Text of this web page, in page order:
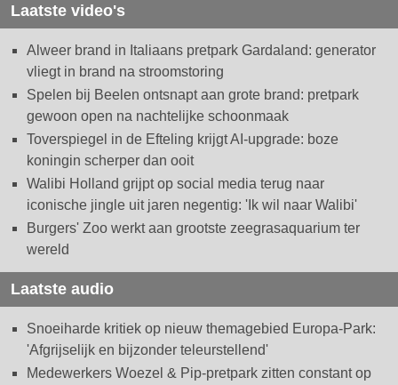
Laatste video's
Alweer brand in Italiaans pretpark Gardaland: generator
vliegt in brand na stroomstoring
Spelen bij Beelen ontsnapt aan grote brand: pretpark
gewoon open na nachtelijke schoonmaak
Toverspiegel in de Efteling krijgt AI-upgrade: boze
koningin scherper dan ooit
Walibi Holland grijpt op social media terug naar
iconische jingle uit jaren negentig: 'Ik wil naar Walibi'
Burgers' Zoo werkt aan grootste zeegrasaquarium ter
wereld
Laatste audio
Snoeiharde kritiek op nieuw themagebied Europa-Park:
'Afgrijselijk en bijzonder teleurstellend'
Medewerkers Woezel & Pip-pretpark zitten constant op